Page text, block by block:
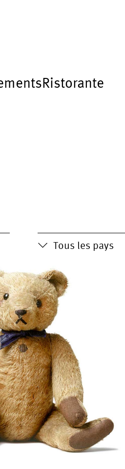
Ristorante
Tous les pays